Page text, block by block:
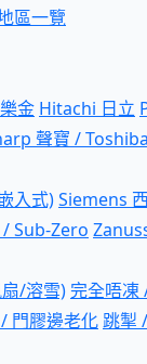
區一覽
金 Hitachi 日立
聲寶 /
入式)Siemens
Sub-Zero
/溶雪)完全唔凍
門膠邊老化跳掣